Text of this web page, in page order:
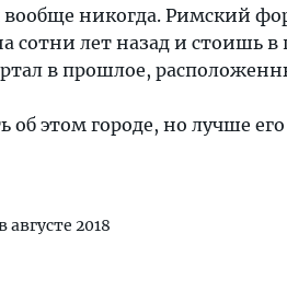
вообще никогда. Римский
сотни лет назад и стоишь в
в прошлое,
этом городе, но лучше
августе 2018